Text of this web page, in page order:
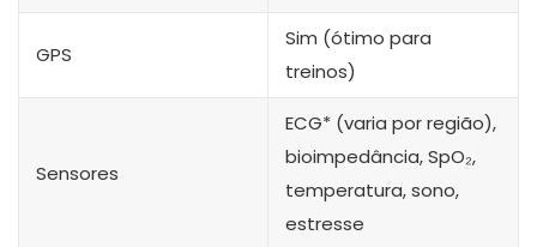
GPS
Sim (ótimo para
treinos)
Sensores
ECG* (varia por região),
bioimpedância, SpO₂,
temperatura, sono,
estresse